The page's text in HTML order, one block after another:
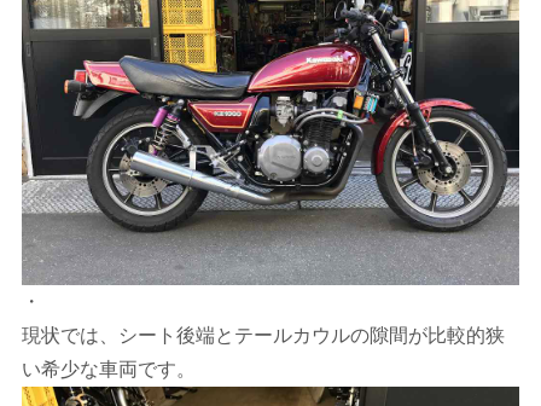
・
現状では、シート後端とテールカウルの隙間が比較的狭
い希少な車両です。